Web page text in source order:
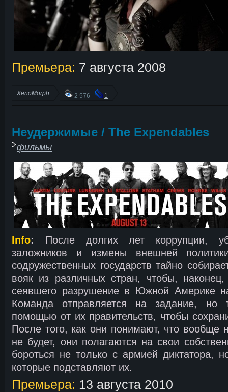
Премьера: 7 августа 2008
XenoMorph 2 576 1
Неудержимые / The Expendables
фильмы
Info: После долгих лет коррупции,
заложников и измены внешней
содружественных государств тайно
вояк из различных стран, чтобы, наконец,
сеявшего разрушение в Южной Америке
Команда отправляется на задание, но
помощью от их правительств, чтобы
После того, как они понимают, что вообще
не будет, они полагаются на свои
бороться не только с армией диктатора,
которые подставляют их.
Премьера: 13 августа 2010